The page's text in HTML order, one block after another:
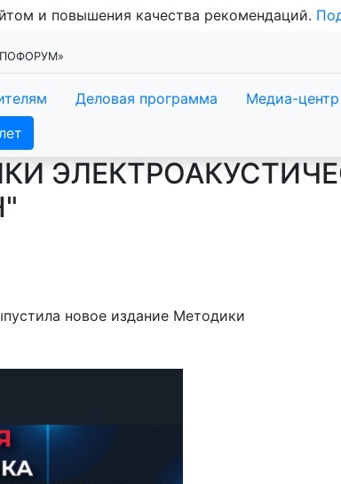
и повышения качества рекомендаций.
Деловая программа
Медиа-центр
новое издание Методики